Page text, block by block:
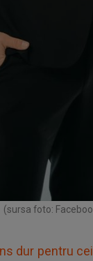
(sursa foto:
dur pentru